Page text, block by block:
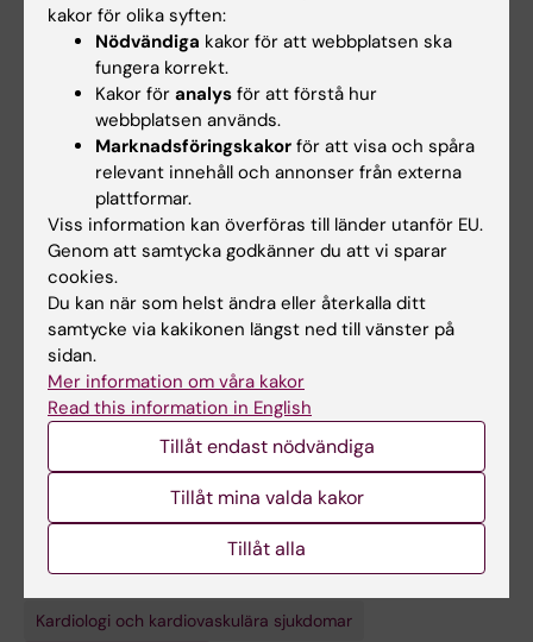
Sundelin R; Leissner P; Kovamees L; Tornvall P
PREPRINT:RESEARCH SQUARE.2022
The e-mental health treatment in Stockholm
myocardial infarction with non-obstructive
coronaries or Takotsubo syndrome study (E-
SMINC), a study protocol for a randomized
controlled trial
Olsson EMG; Norlund F; Rondung E; Humphries
SM; Held C; Lyngå P; Spaak J; Sundin Ö;
Sundelin R; Leissner P; Kövamees L; Tornvall P
Alla författare
PREPRINT:SSRN.2022
Effect of Adding Losartan to Standard of Care
Treatment on the Risk of Death and Icu
Admission Among Hospitalized COVID-19
Patients: A Randomized Trial
Götberg A; Edgren G; Bouleau R; Hollenberg J;
Ringh M; Sundelin R; Smith K; Treutiger CJ;
Nyström T; Cronhjort M; Hedman A
Kardiologi och kardiovaskulära sjukdomar
kakor för olika syften:
Nödvändiga kakor för att webbplatsen ska
fungera korrekt.
Kakor för analys för att förstå hur
webbplatsen används.
Marknadsföringskakor för att visa och spåra
relevant innehåll och annonser från externa
plattformar.
Viss information kan överföras till länder utanför EU.
Genom att samtycka godkänner du att vi sparar
cookies.
Du kan när som helst ändra eller återkalla ditt
samtycke via kakikonen längst ned till vänster på
sidan.
Mer information om våra kakor
Read this information in English
Tillåt endast nödvändiga
Tillåt mina valda kakor
Tillåt alla